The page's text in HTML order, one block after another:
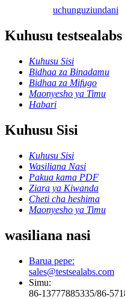
uchunguziundani
Kuhusu testsealabs
Kuhusu Sisi
Bidhaa za Binadamu
Bidhaa za Mifugo
Maonyesho ya Timu
Habari
Kuhusu Sisi
Kuhusu Sisi
Wasiliana Nasi
Pakua kama PDF
Ziara ya Kiwanda
Cheti cha heshima
Maonyesho ya Timu
wasiliana nasi
Barua pepe:
sales@testsealabs.com
Simu:
86-13777885335/86-